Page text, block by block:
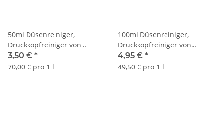
50ml Düsenreiniger,
Druckkopfreiniger von
Dr.Inkjet für
Druckerpatronen und
3,50 € *
70,00 € pro 1 l
100ml Düsenreiniger,
Druckkopfreiniger von
Dr.Inkjet für
Druckerpatronen und
4,95 € *
49,50 € pro 1 l